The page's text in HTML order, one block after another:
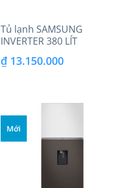
Tủ lạnh SAMSUNG
INVERTER 380 LÍT
₫13.150.000
Mới